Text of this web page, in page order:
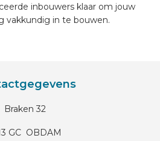
inbouwers klaar om jouw
vakkundig in te bouwen.
Braken 32
GC OBDAM